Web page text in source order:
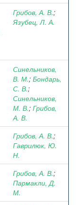
Грибов, А. В.;
Язубец, Л. А.
Синельников,
В. М.; Бондарь,
С. В.;
Синельников,
М. В.; Грибов,
А. В.
Грибов, А. В.;
Гаврилюк, Ю.
Н.
Грибов, А. В.;
Пармакли, Д.
М.